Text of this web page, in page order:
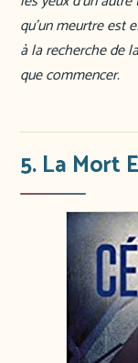
qu’un meurtre est
à la recherche de
que commencer.
5. La Mort